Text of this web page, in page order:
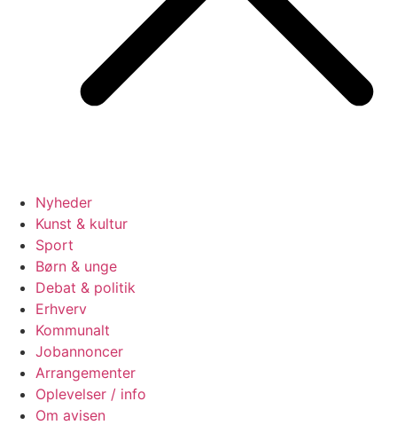
Nyheder
Kunst & kultur
Sport
Børn & unge
Debat & politik
Erhverv
Kommunalt
Jobannoncer
Arrangementer
Oplevelser / info
Om avisen